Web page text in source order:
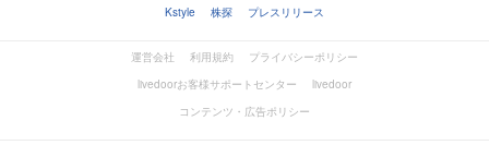
Kstyle
株探 プレスリリース
運営会社 利用規約
プライバシーポリシー
livedoorお客様サポートセンター
livedoor
コンテンツ・広告ポリシー